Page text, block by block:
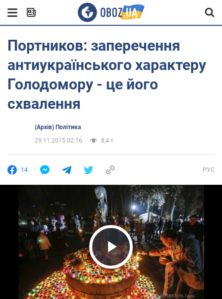
Портников: заперечення
антиукраїнського характеру
Голодомору - це його
схвалення
(Архів) Політика
29.11.2015 02:16
8,4 т.
14 РУС
Play Video